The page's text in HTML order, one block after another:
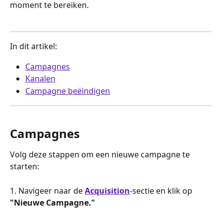
moment te bereiken.
In dit artikel:
Campagnes
Kanalen
Campagne beëindigen
Campagnes
Volg deze stappen om een nieuwe campagne te
starten:
1. Navigeer naar de Acquisition-sectie en klik op
"Nieuwe Campagne."